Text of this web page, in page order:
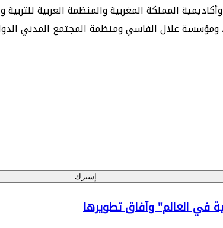
المملكة المغربية والمنظمة العربية
ومؤسسة علال الفاسي ومنظمة المجتمع المدني
إشترك
في العالم" وآفاق تطويرها